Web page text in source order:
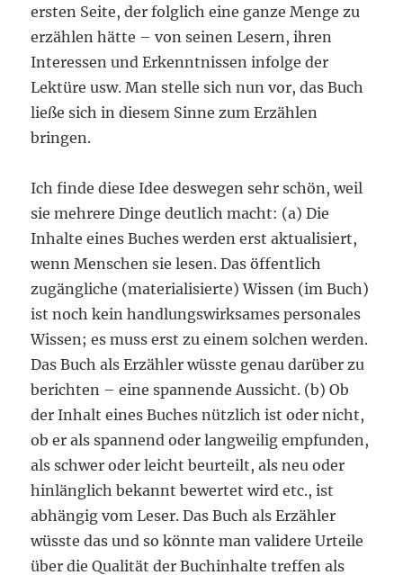
ersten Seite, der folglich eine ganze Menge zu
erzählen hätte – von seinen Lesern, ihren
Interessen und Erkenntnissen infolge der
Lektüre usw. Man stelle sich nun vor, das Buch
ließe sich in diesem Sinne zum Erzählen
bringen.
Ich finde diese Idee deswegen sehr schön, weil
sie mehrere Dinge deutlich macht: (a) Die
Inhalte eines Buches werden erst aktualisiert,
wenn Menschen sie lesen. Das öffentlich
zugängliche (materialisierte) Wissen (im Buch)
ist noch kein handlungswirksames personales
Wissen; es muss erst zu einem solchen werden.
Das Buch als Erzähler wüsste genau darüber zu
berichten – eine spannende Aussicht. (b) Ob
der Inhalt eines Buches nützlich ist oder nicht,
ob er als spannend oder langweilig empfunden,
als schwer oder leicht beurteilt, als neu oder
hinlänglich bekannt bewertet wird etc., ist
abhängig vom Leser. Das Buch als Erzähler
wüsste das und so könnte man validere Urteile
über die Qualität der Buchinhalte treffen als